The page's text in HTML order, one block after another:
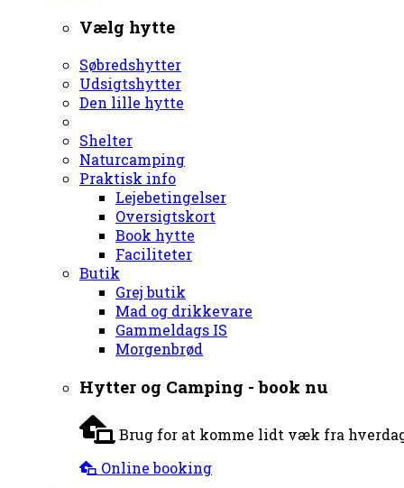
Vælg hytte
Søbredshytter
Udsigtshytter
Den lille hytte
Shelter
Naturcamping
Praktisk info
Lejebetingelser
Oversigtskort
Book hytte
Faciliteter
Butik
Grej butik
Mad og drikkevare
Gammeldags IS
Morgenbrød
Hytter og Camping - book nu
Brug for at komme lidt væk fra
Online booking